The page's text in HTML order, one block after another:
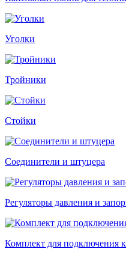
Уголки
Тройники
Стойки
Соединители и штуцера
Регуляторы давления и
Комплект для подключения